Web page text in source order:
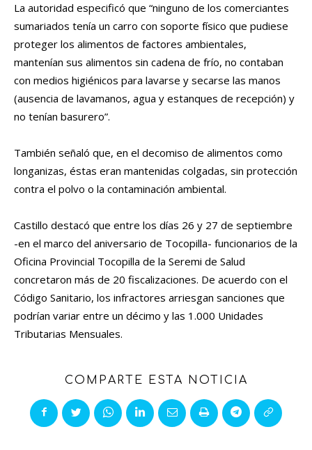
La autoridad especificó que “ninguno de los comerciantes
sumariados tenía un carro con soporte físico que pudiese
proteger los alimentos de factores ambientales,
mantenían sus alimentos sin cadena de frío, no contaban
con medios higiénicos para lavarse y secarse las manos
(ausencia de lavamanos, agua y estanques de recepción) y
no tenían basurero”.
También señaló que, en el decomiso de alimentos como
longanizas, éstas eran mantenidas colgadas, sin protección
contra el polvo o la contaminación ambiental.
Castillo destacó que entre los días 26 y 27 de septiembre
-en el marco del aniversario de Tocopilla- funcionarios de la
Oficina Provincial Tocopilla de la Seremi de Salud
concretaron más de 20 fiscalizaciones. De acuerdo con el
Código Sanitario, los infractores arriesgan sanciones que
podrían variar entre un décimo y las 1.000 Unidades
Tributarias Mensuales.
COMPARTE ESTA NOTICIA